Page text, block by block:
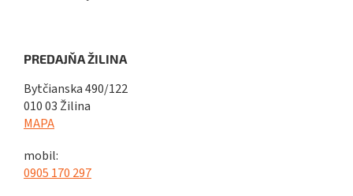
PREDAJŇA ŽILINA
Bytčianska 490/122
010 03 Žilina
MAPA
mobil:
0905 170 297